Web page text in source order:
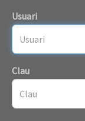
Usuari
Clau